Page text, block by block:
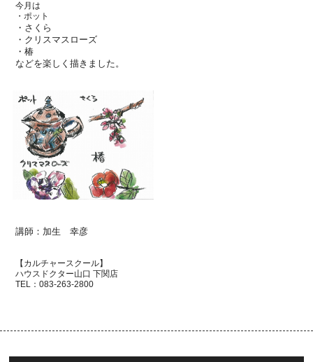
今月は
・ポット
・さくら
・クリスマスローズ
・椿
などを楽しく描きました。
講師：加生 幸彦
【カルチャースクール】
ハウスドクター山口 下関店
TEL： 083-263-2800